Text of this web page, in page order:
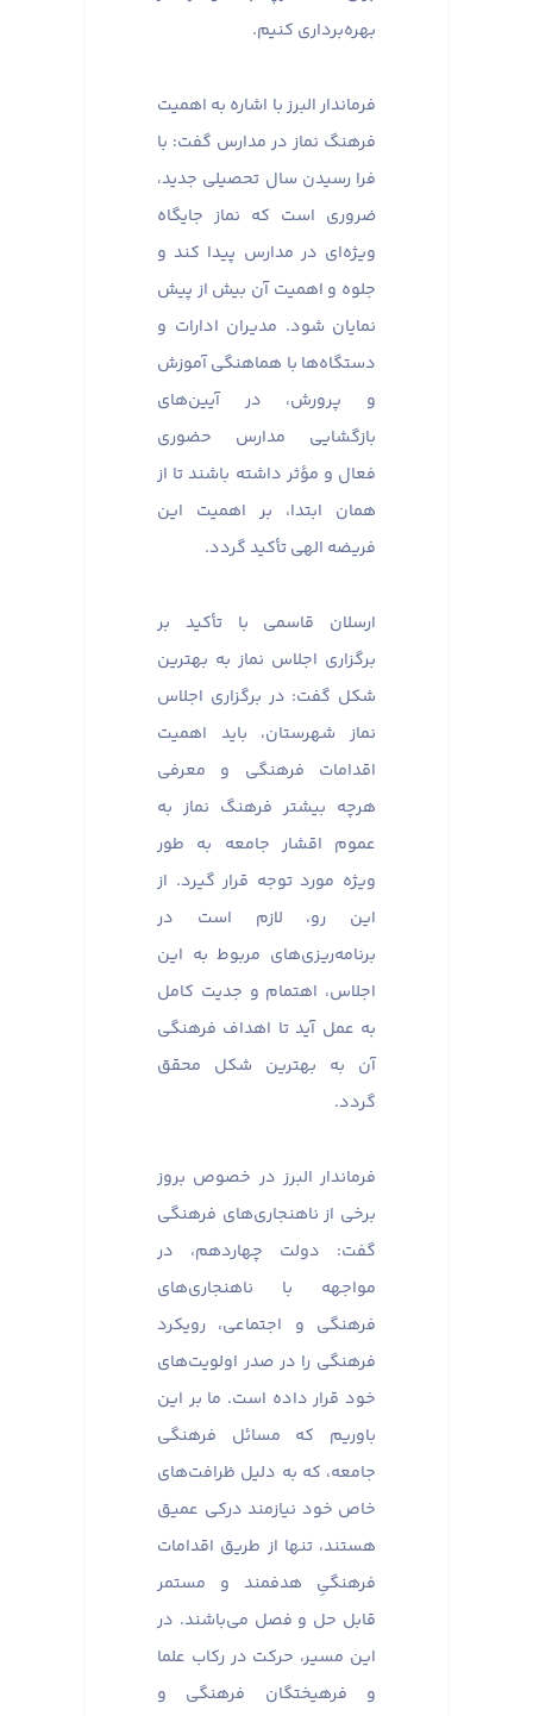
بهره‌برداری کنیم.
فرماندار البرز با اشاره به اهمیت
فرهنگ نماز در مدارس گفت: با
فرا رسیدن سال تحصیلی جدید،
ضروری است که نماز جایگاه
ویژه‌ای در مدارس پیدا کند و
جلوه و اهمیت آن بیش از پیش
نمایان شود. مدیران ادارات و
دستگاه‌ها با هماهنگی آموزش
و پرورش، در آیین‌های
بازگشایی مدارس حضوری
فعال و مؤثر داشته باشند تا از
همان ابتدا، بر اهمیت این
فریضه الهی تأکید گردد.
ارسلان قاسمی با تأکید بر
برگزاری اجلاس نماز به بهترین
شکل گفت: در برگزاری اجلاس
نماز شهرستان، باید اهمیت
اقدامات فرهنگی و معرفی
هرچه بیشتر فرهنگ نماز به
عموم اقشار جامعه به طور
ویژه مورد توجه قرار گیرد. از
این رو، لازم است در
برنامه‌ریزی‌های مربوط به این
اجلاس، اهتمام و جدیت کامل
به عمل آید تا اهداف فرهنگی
آن به بهترین شکل محقق
گردد.
فرماندار البرز در خصوص بروز
برخی از ناهنجاری‌های فرهنگی
گفت: دولت چهاردهم، در
مواجهه با ناهنجاری‌های
فرهنگی و اجتماعی، رویکرد
فرهنگی را در صدر اولویت‌های
خود قرار داده است. ما بر این
باوریم که مسائل فرهنگی
جامعه، که به دلیل ظرافت‌های
خاص خود نیازمند درکی عمیق
هستند، تنها از طریق اقدامات
فرهنگیِ هدفمند و مستمر
قابل حل و فصل می‌باشند. در
این مسیر، حرکت در رکاب علما
و فرهیختگان فرهنگی و